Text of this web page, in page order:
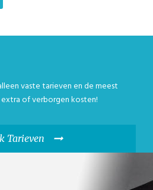
vaste tarieven en de meest
of verborgen kosten!
Tarieven